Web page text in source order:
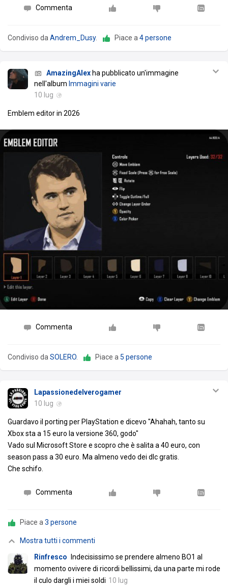
Commenta
Condiviso daAndrem_Dusy. Piace a4 persone
AmazingAlex ha pubblicato un'immagine
nell'album Immagini varie
10 lug
Emblem editor in 2026
Commenta
Condiviso daSOLERO. Piace a5 persone
Lapassionedelverogamer
10 lug
Guardavo il porting per PlayStation e dicevo "Ahahah, tanto su
Xbox sta a 15 euro la versione 360, godo"
Vado sul Microsoft Store e scopro che è salita a 40 euro, con
season pass a 30 euro. Ma almeno vedo dei dlc gratis.
Che schifo.
Commenta
Piace a3 persone
Mostra tutti i commenti
Rinfresco
Indecisissimo se prendere almeno BO1 al
momento ovivere di ricordi bellissimi, da una parte mi rode
il culo dargli i miei soldi 10 lug